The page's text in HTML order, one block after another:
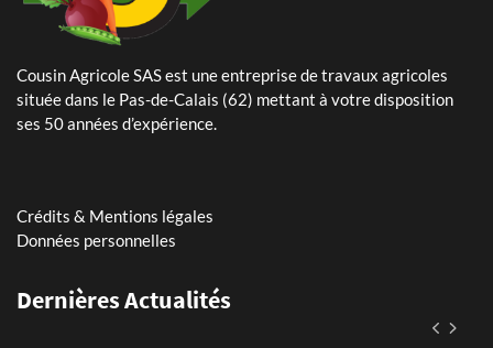
Cousin Agricole SAS est une entreprise de travaux agricoles
située dans le Pas-de-Calais (62) mettant à votre disposition
ses 50 années d’expérience.
Crédits & Mentions légales
Données personnelles
Dernières Actualités
24 Mai 2024
Plantation de pommes de terre – planteuse Dewulf Certa 40
Arrachage de betteraves sucrières avec notre Ropa Tiger 6s
Assistant(e) paie et RH